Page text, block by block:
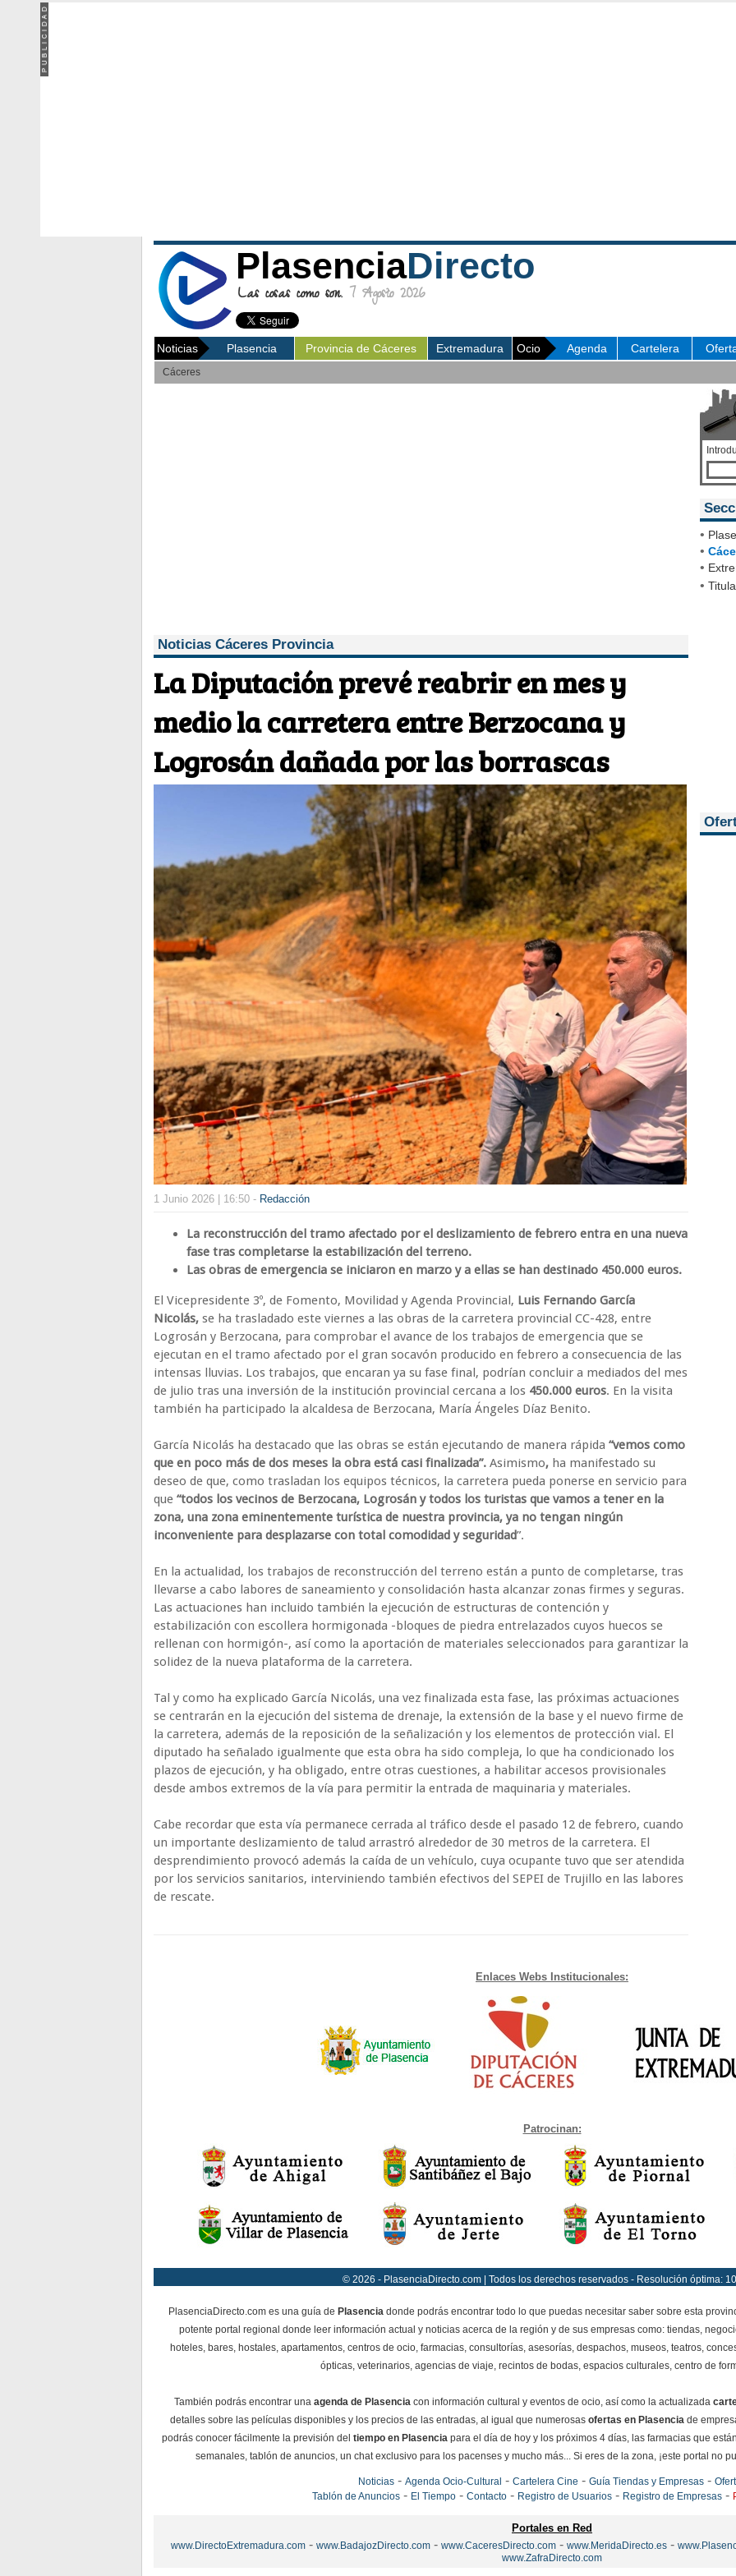
PlasenciaDirecto
Las cosas como son. 7 Agosto 2026
Noticias Plasencia Provincia de Cáceres Extremadura Ocio Agenda Cartelera
Cáceres
Noticias Cáceres Provincia
La Diputación prevé reabrir en mes y
medio la carretera entre Berzocana y
Logrosán dañada por las borrascas
1 Junio 2026 | 16:50 - Redacción
La reconstrucción del tramo afectado por el deslizamiento de febrero entra en una nueva
fase tras completarse la estabilización del terreno.
Las obras de emergencia se iniciaron en marzo y a ellas se han destinado 450.000 euros.
El Vicepresidente 3º, de Fomento, Movilidad y Agenda Provincial, Luis Fernando García
Nicolás, se ha trasladado este viernes a las obras de la carretera provincial CC-428, entre
Logrosán y Berzocana, para comprobar el avance de los trabajos de emergencia que se
ejecutan en el tramo afectado por el gran socavón producido en febrero a consecuencia de las
intensas lluvias. Los trabajos, que encaran ya su fase final, podrían concluir a mediados del mes
de julio tras una inversión de la institución provincial cercana a los 450.000 euros. En la visita
también ha participado la alcaldesa de Berzocana, María Ángeles Díaz Benito.
García Nicolás ha destacado que las obras se están ejecutando de manera rápida “vemos como
que en poco más de dos meses la obra está casi finalizada”. Asimismo, ha manifestado su
deseo de que, como trasladan los equipos técnicos, la carretera pueda ponerse en servicio para
que “todos los vecinos de Berzocana, Logrosán y todos los turistas que vamos a tener en la
zona, una zona eminentemente turística de nuestra provincia, ya no tengan ningún
inconveniente para desplazarse con total comodidad y seguridad”.
En la actualidad, los trabajos de reconstrucción del terreno están a punto de completarse, tras
llevarse a cabo labores de saneamiento y consolidación hasta alcanzar zonas firmes y seguras.
Las actuaciones han incluido también la ejecución de estructuras de contención y
estabilización con escollera hormigonada -bloques de piedra entrelazados cuyos huecos se
rellenan con hormigón-, así como la aportación de materiales seleccionados para garantizar la
solidez de la nueva plataforma de la carretera.
Tal y como ha explicado García Nicolás, una vez finalizada esta fase, las próximas actuaciones
se centrarán en la ejecución del sistema de drenaje, la extensión de la base y el nuevo firme de
la carretera, además de la reposición de la señalización y los elementos de protección vial. El
diputado ha señalado igualmente que esta obra ha sido compleja, lo que ha condicionado los
plazos de ejecución, y ha obligado, entre otras cuestiones, a habilitar accesos provisionales
desde ambos extremos de la vía para permitir la entrada de maquinaria y materiales.
Cabe recordar que esta vía permanece cerrada al tráfico desde el pasado 12 de febrero, cuando
un importante deslizamiento de talud arrastró alrededor de 30 metros de la carretera. El
desprendimiento provocó además la caída de un vehículo, cuya ocupante tuvo que ser atendida
por los servicios sanitarios, interviniendo también efectivos del SEPEI de Trujillo en las labores
de rescate.
•
•
•
•
Enlaces Webs Institucionales:
Patrocinan:
© 2026 - PlasenciaDirecto.com | Todos los derechos reservados - Resolución óptima:
PlasenciaDirecto.com es una guía de Plasencia donde podrás encontrar todo lo que puedas necesitar saber sobre esta
potente portal regional donde leer información actual y noticias acerca de la región y de sus empresas como: tiendas,
hoteles, bares, hostales, apartamentos, centros de ocio, farmacias, consultorías, asesorías, despachos, museos, teatros,
ópticas, veterinarios, agencias de viaje, recintos de bodas, espacios culturales, centro de
También podrás encontrar una agenda de Plasenciacon información cultural y eventos de ocio, así como la actualizada
detalles sobre las películas disponibles y los precios de las entradas, al igual que numerosas ofertas en Plasencia de
podrás conocer fácilmente la previsión del tiempo en Plasencia para el día de hoy y los próximos 4 días, las farmacias que
semanales, tablón de anuncios, un chat exclusivo para los pacenses y mucho más... Si eres de la zona, ¡este portal no
Noticias- Agenda Ocio-Cultural - Cartelera Cine - Guía Tiendas y Empresas-
Tablón de Anuncios- El Tiempo- Contacto- Registro de Usuarios- Registro de Empresas-
Portales en Red
www.DirectoExtremadura.com - www.BadajozDirecto.com - www.CaceresDirecto.com - www.MeridaDirecto.es -
www.ZafraDirecto.com